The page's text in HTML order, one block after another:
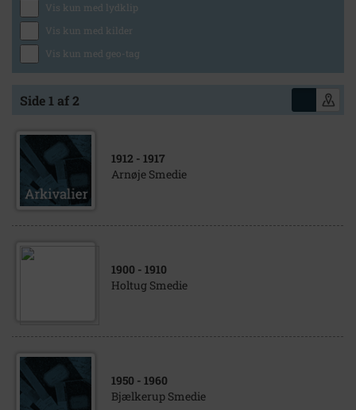
Vis kun med lydklip
Vis kun med kilder
Vis kun med geo-tag
Side 1 af 2
1912 - 1917
Arnøje Smedie
1900 - 1910
Holtug Smedie
1950 - 1960
Bjælkerup Smedie